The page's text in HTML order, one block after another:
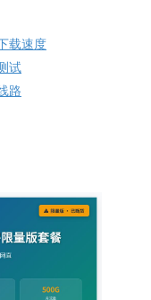
载速度
试
路